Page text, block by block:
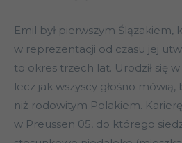
Emil był pierwszym Ślązakiem,
w reprezentacji od czasu jej
to okres trzech lat. Urodził się
lecz jak wszyscy głośno
niż rodowitym Polakiem.
w Preussen 05, do którego